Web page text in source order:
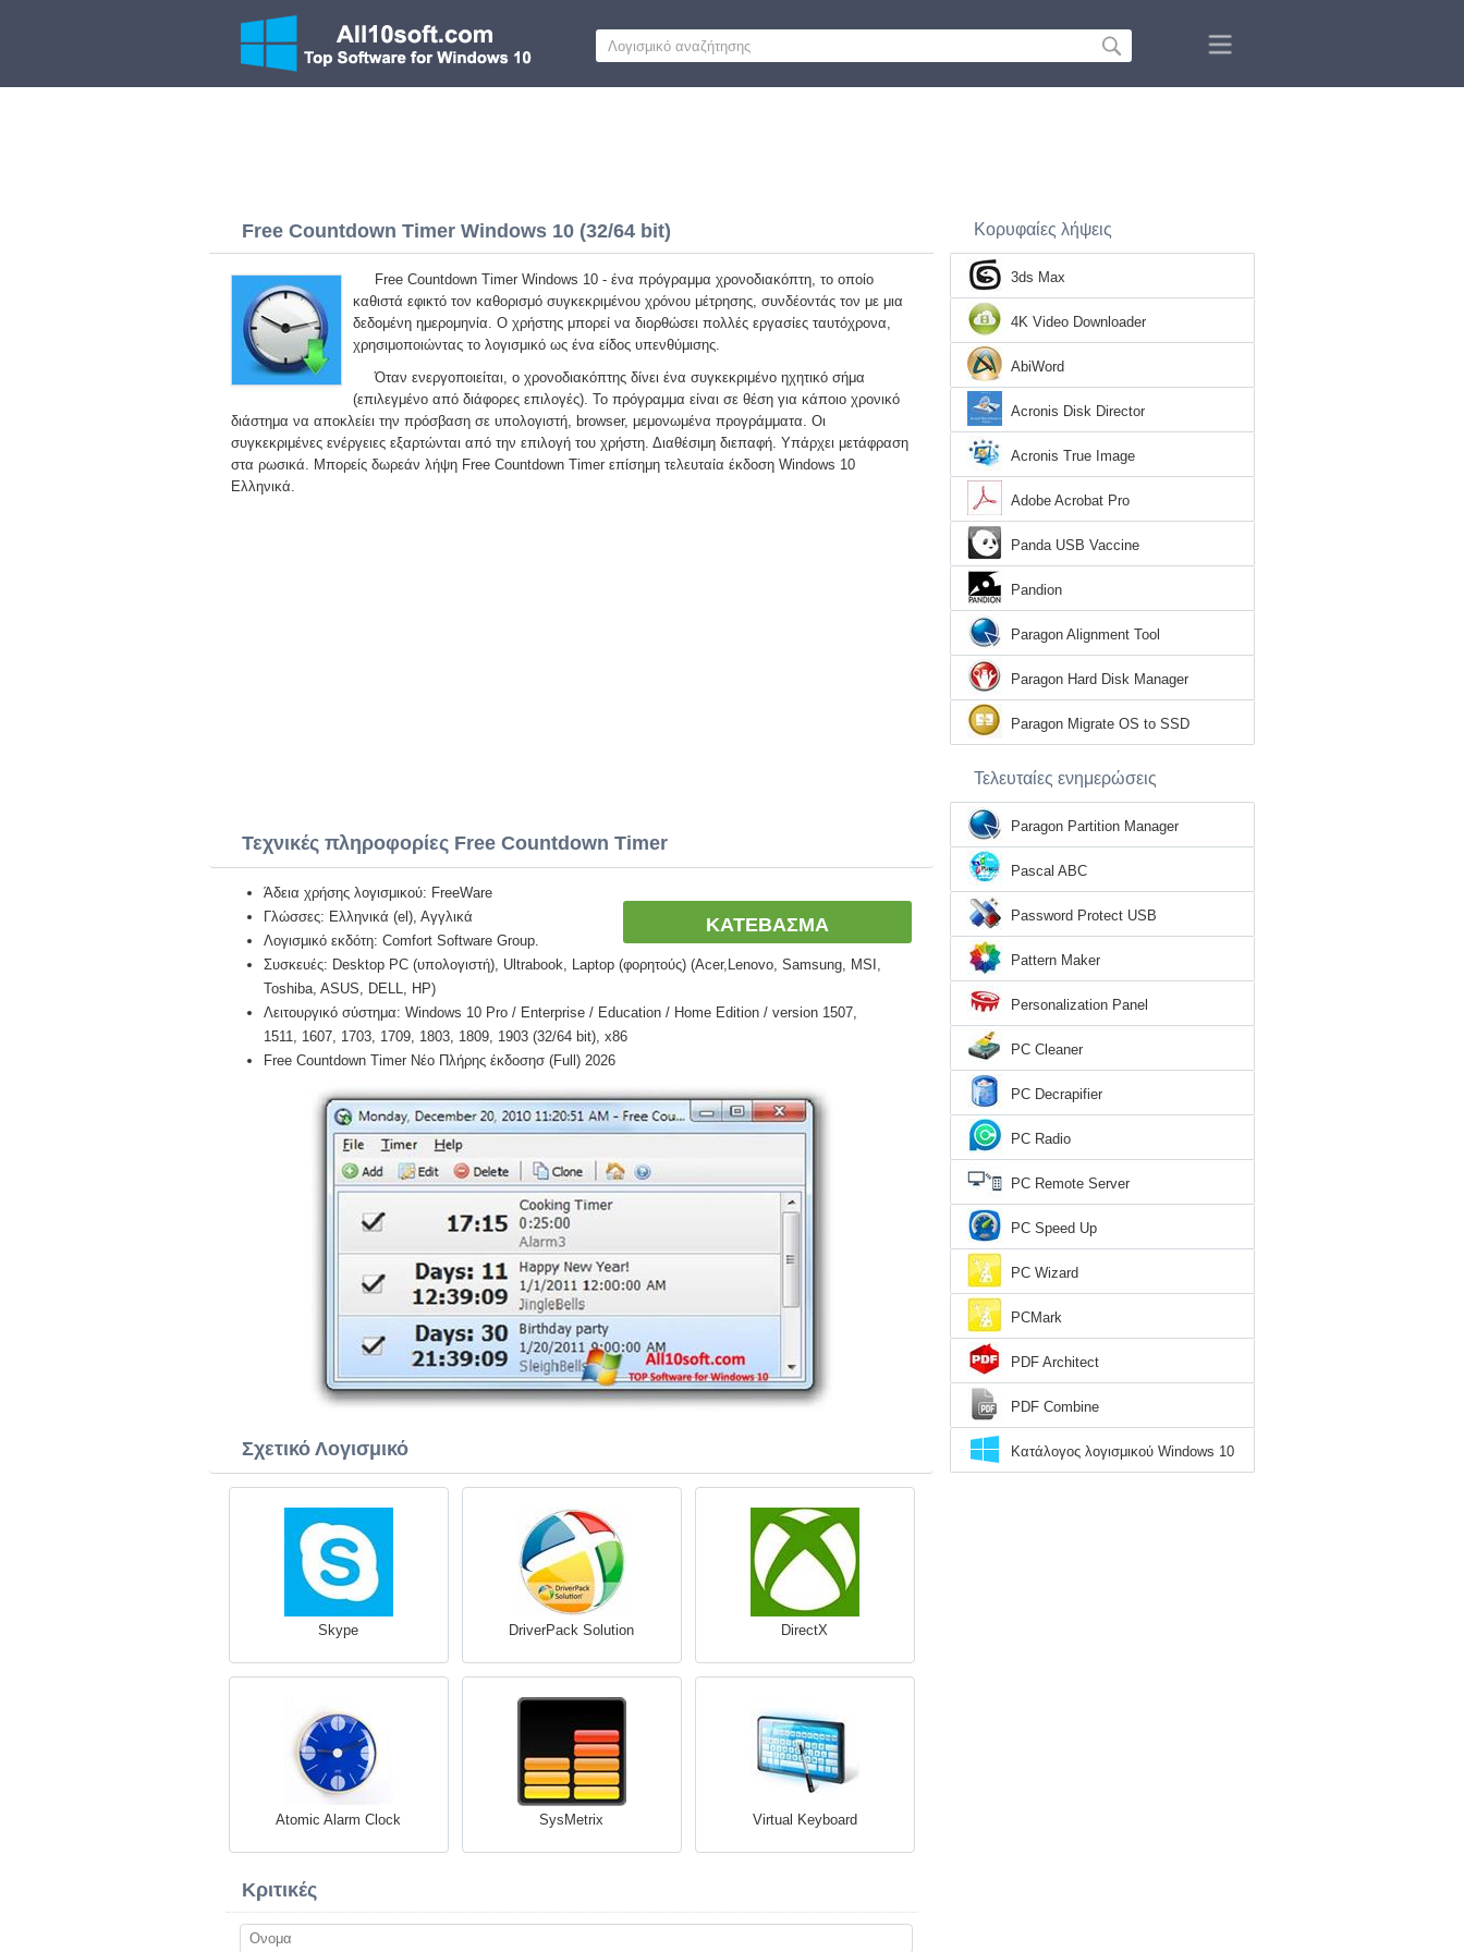
Free Countdown Timer Windows 10 (32/64 bit)
Free Countdown Timer Windows 10 - ένα πρόγραμμα χρονοδιακόπτη, το οποίο
καθιστά εφικτό τον καθορισμό συγκεκριμένου χρόνου μέτρησης, συνδέοντάς τον με μια
δεδομένη ημερομηνία. Ο χρήστης μπορεί να διορθώσει πολλές εργασίες ταυτόχρονα,
χρησιμοποιώντας το λογισμικό ως ένα είδος υπενθύμισης.
Όταν ενεργοποιείται, ο χρονοδιακόπτης δίνει ένα συγκεκριμένο ηχητικό σήμα
(επιλεγμένο από διάφορες επιλογές). Το πρόγραμμα είναι σε θέση για κάποιο χρονικό
διάστημα να αποκλείει την πρόσβαση σε υπολογιστή, browser, μεμονωμένα προγράμματα. Οι
συγκεκριμένες ενέργειες εξαρτώνται από την επιλογή του χρήστη. Διαθέσιμη διεπαφή. Υπάρχει μετάφραση
στα ρωσικά. Μπορείς δωρεάν λήψη Free Countdown Timer επίσημη τελευταία έκδοση Windows 10
Ελληνικά.
Τεχνικές πληροφορίες Free Countdown Timer
ΚΑΤΕΒΑΣΜΑ
Άδεια χρήσης λογισμικού: FreeWare
Γλώσσες: Ελληνικά (el), Αγγλικά
Λογισμικό εκδότη: Comfort Software Group.
Συσκευές: Desktop PC (υπολογιστή), Ultrabook, Laptop (φορητούς) (Acer,Lenovo, Samsung, MSI,
Toshiba, ASUS, DELL, HP)
Λειτουργικό σύστημα: Windows 10 Pro / Enterprise / Education / Home Edition / version 1507,
1511, 1607, 1703, 1709, 1803, 1809, 1903 (32/64 bit), x86
Free Countdown Timer Νέο Πλήρης έκδοσησ (Full) 2026
Σχετικό Λογισμικό
Skype DriverPack Solution DirectX
Atomic Alarm Clock SysMetrix Virtual Keyboard
Κριτικές
Κορυφαίες λήψεις
3ds Max
4K Video Downloader
AbiWord
Acronis Disk Director
Acronis True Image
Adobe Acrobat Pro
Panda USB Vaccine
Pandion
Paragon Alignment Tool
Paragon Hard Disk Manager
Paragon Migrate OS to SSD
Τελευταίες ενημερώσεις
Paragon Partition Manager
Pascal ABC
Password Protect USB
Pattern Maker
Personalization Panel
PC Cleaner
PC Decrapifier
PC Radio
PC Remote Server
PC Speed Up
PC Wizard
PCMark
PDF Architect
PDF Combine
Κατάλογος λογισμικού Windows 10